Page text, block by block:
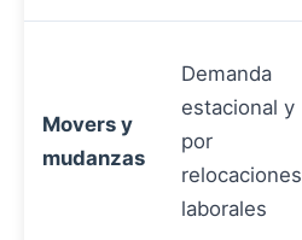
Movers y
mudanzas
Demanda
estacional y
por
relocaciones
laborales